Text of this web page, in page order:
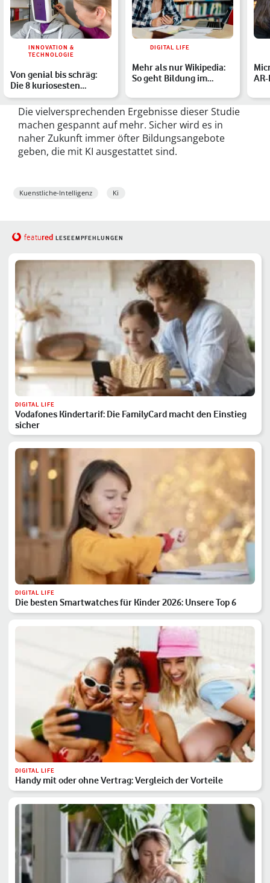
INNOVATION &
TECHNOLOGIE
Von genial bis schräg:
Die 8 kuriosesten
Roboter-Kreationen
DIGITAL LIFE
Mehr als nur Wikipedia:
So geht Bildung im
Die vielversprechenden Ergebnisse dieser Studie
machen gespannt auf mehr. Sicher wird es in
naher Zukunft immer öfter Bildungsangebote
geben, die mit KI ausgestattet sind.
Kuenstliche-Intelligenz Ki
featured LESEEMPFEHLUNGEN
DIGITAL LIFE
Vodafones Kindertarif: Die FamilyCard macht den Einstieg
sicher
DIGITAL LIFE
Die besten Smartwatches für Kinder 2026: Unsere Top 6
DIGITAL LIFE
Handy mit oder ohne Vertrag: Vergleich der Vorteile